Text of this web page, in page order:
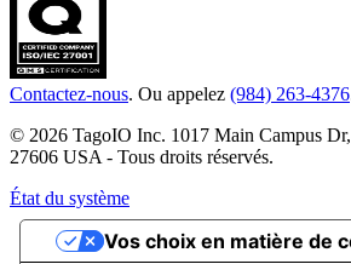
Contactez-nous. Ou appelez (984) 263-4376
© 2026 TagoIO Inc. 1017 Main Campus
27606 USA - Tous droits réservés.
État du système
Vos choix en matière de